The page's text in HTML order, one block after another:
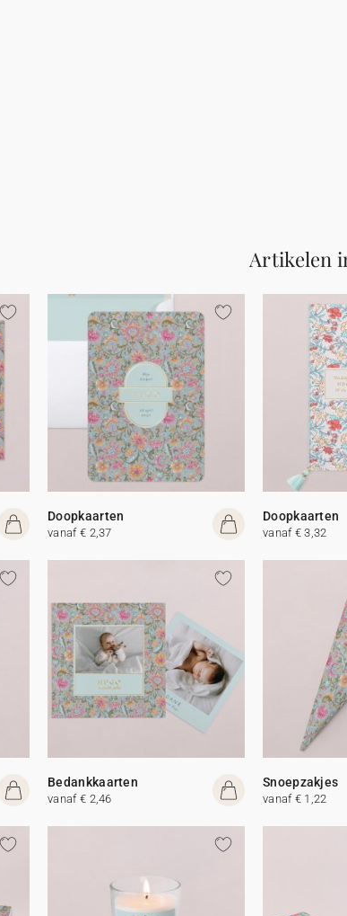
Artikelen
Doopkaarten
vanaf € 2,37
Doopkaarten
vanaf € 3,32
Bedankkaarten
vanaf € 2,46
Snoepzakjes
vanaf € 1,22